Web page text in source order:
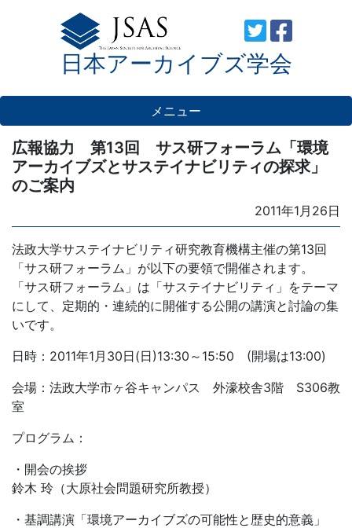
日本アーカイブズ学会
メニュー
広報協力 第13回 サス研フォーラム「環境
アーカイブズとサステイナビリティの探求」
のご案内
Posted
on
2011年1月26日
法政大学サステイナビリティ研究教育機構主催の第13回
「サス研フォーラム」が以下の要領で開催されます。
「サス研フォーラム」は「サステイナビリティ」をテーマ
にして、定期的・連続的に開催する公開の講演と討論の集
いです。
日時：2011年1月30日(日)13:30～15:50 (開場は13:00)
会場：法政大学市ヶ谷キャンパス 外濠校舎3階 S306教
室
プログラム：
・開会の挨拶
鈴木 玲（大原社会問題研究所教授）
・基調講演「環境アーカイブズの可能性と歴史的意義」